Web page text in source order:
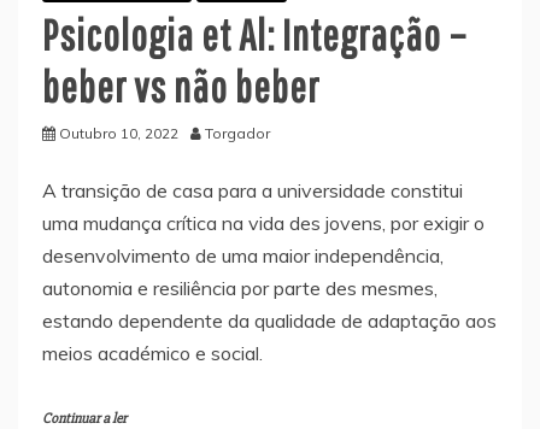
Psicologia et Al: Integração –
beber vs não beber
Outubro 10, 2022 Torgador
A transição de casa para a universidade constitui
uma mudança crítica na vida des jovens, por exigir o
desenvolvimento de uma maior independência,
autonomia e resiliência por parte des mesmes,
estando dependente da qualidade de adaptação aos
meios académico e social.
Continuar a ler